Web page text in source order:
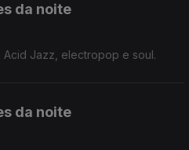
da noite
Acid Jazz, electropop e soul.
da noite